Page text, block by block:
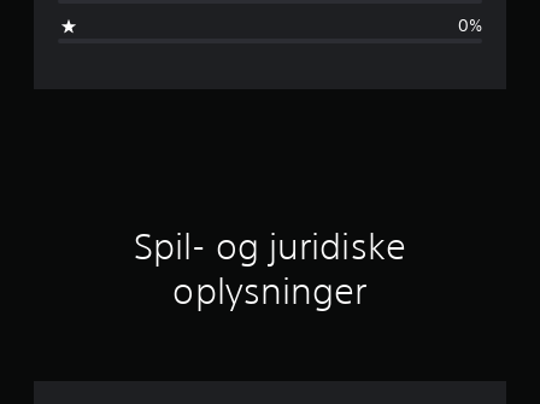
r
g
0%
Spil- og juridiske
oplysninger